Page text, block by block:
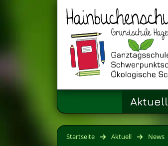
Aktuell
Startseite Aktuell News